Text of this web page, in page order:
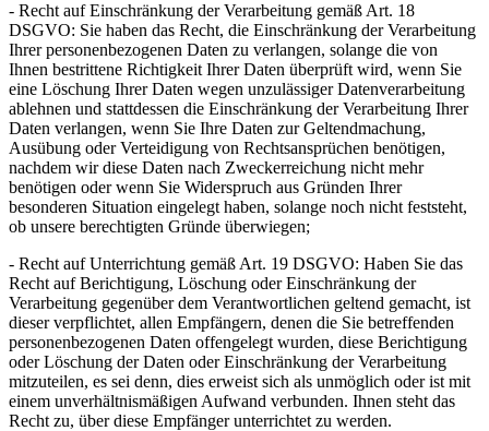
- Recht auf Einschränkung der Verarbeitung gemäß Art. 18
DSGVO: Sie haben das Recht, die Einschränkung der Verarbeitung
Ihrer personenbezogenen Daten zu verlangen, solange die von
Ihnen bestrittene Richtigkeit Ihrer Daten überprüft wird, wenn Sie
eine Löschung Ihrer Daten wegen unzulässiger Datenverarbeitung
ablehnen und stattdessen die Einschränkung der Verarbeitung Ihrer
Daten verlangen, wenn Sie Ihre Daten zur Geltendmachung,
Ausübung oder Verteidigung von Rechtsansprüchen benötigen,
nachdem wir diese Daten nach Zweckerreichung nicht mehr
benötigen oder wenn Sie Widerspruch aus Gründen Ihrer
besonderen Situation eingelegt haben, solange noch nicht feststeht,
ob unsere berechtigten Gründe überwiegen;
- Recht auf Unterrichtung gemäß Art. 19 DSGVO: Haben Sie das
Recht auf Berichtigung, Löschung oder Einschränkung der
Verarbeitung gegenüber dem Verantwortlichen geltend gemacht, ist
dieser verpflichtet, allen Empfängern, denen die Sie betreffenden
personenbezogenen Daten offengelegt wurden, diese Berichtigung
oder Löschung der Daten oder Einschränkung der Verarbeitung
mitzuteilen, es sei denn, dies erweist sich als unmöglich oder ist mit
einem unverhältnismäßigen Aufwand verbunden. Ihnen steht das
Recht zu, über diese Empfänger unterrichtet zu werden.